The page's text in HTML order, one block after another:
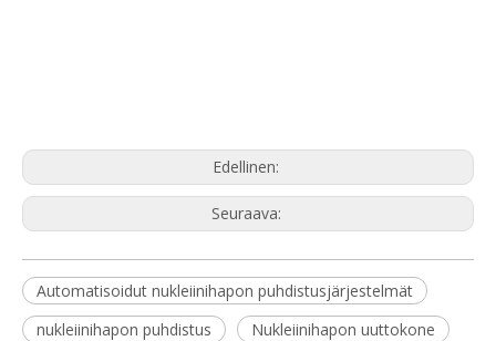
Edellinen:
Seuraava:
Automatisoidut nukleiinihapon puhdistusjärjestelmät
nukleiinihapon puhdistus
Nukleiinihapon uuttokone